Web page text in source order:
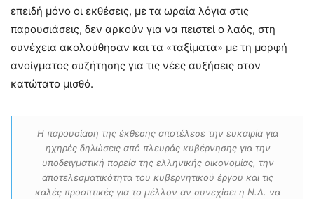
επειδή μόνο οι εκθέσεις, με τα ωραία λόγια στις
παρουσιάσεις, δεν αρκούν για να πειστεί ο λαός, στη
συνέχεια ακολούθησαν και τα «ταξίματα» με τη μορφή
ανοίγματος συζήτησης για τις νέες αυξήσεις στον
κατώτατο μισθό.
Η παρουσίαση της έκθεσης αποτέλεσε την ευκαιρία για
ηχηρές δηλώσεις από πλευράς κυβέρνησης για την
υποδειγματική πορεία της ελληνικής οικονομίας, την
αποτελεσματικότητα του κυβερνητικού έργου και τις
καλές προοπτικές για το μέλλον αν συνεχίσει η Ν.Δ. να